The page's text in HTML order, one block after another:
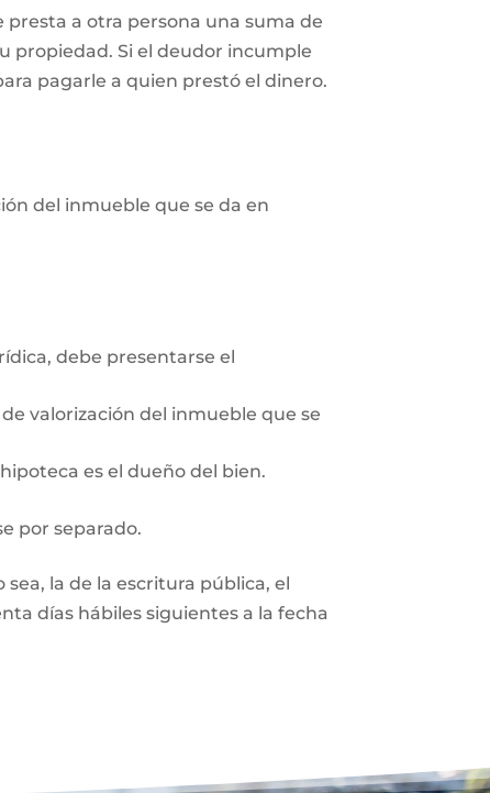
a otra persona una suma de
propiedad. Si el deudor incumple
pagarle a quien prestó el dinero.
del inmueble que se da en
debe presentarse el
valorización del inmueble que se
es el dueño del bien.
por separado.
la de la escritura pública, el
días hábiles siguientes a la fecha